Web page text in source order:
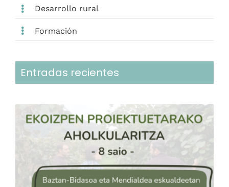
Desarrollo rural
Formación
Entradas recientes